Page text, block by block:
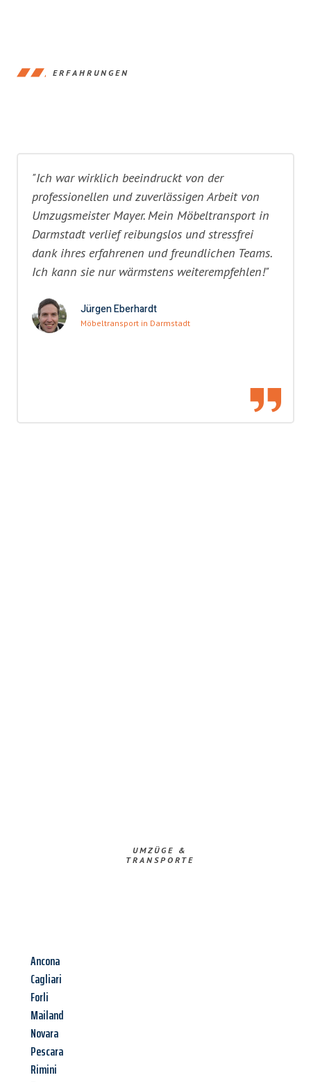
ERFAHRUNGEN
"Ich war wirklich beeindruckt von der
professionellen und zuverlässigen Arbeit von
Umzugsmeister Mayer. Mein Möbeltransport in
Darmstadt verlief reibungslos und stressfrei
dank ihres erfahrenen und freundlichen Teams.
Ich kann sie nur wärmstens weiterempfehlen!"
Jürgen Eberhardt
Möbeltransport in Darmstadt
UMZÜGE &
TRANSPORTE
Ancona
Cagliari
Forli
Mailand
Novara
Pescara
Rimini